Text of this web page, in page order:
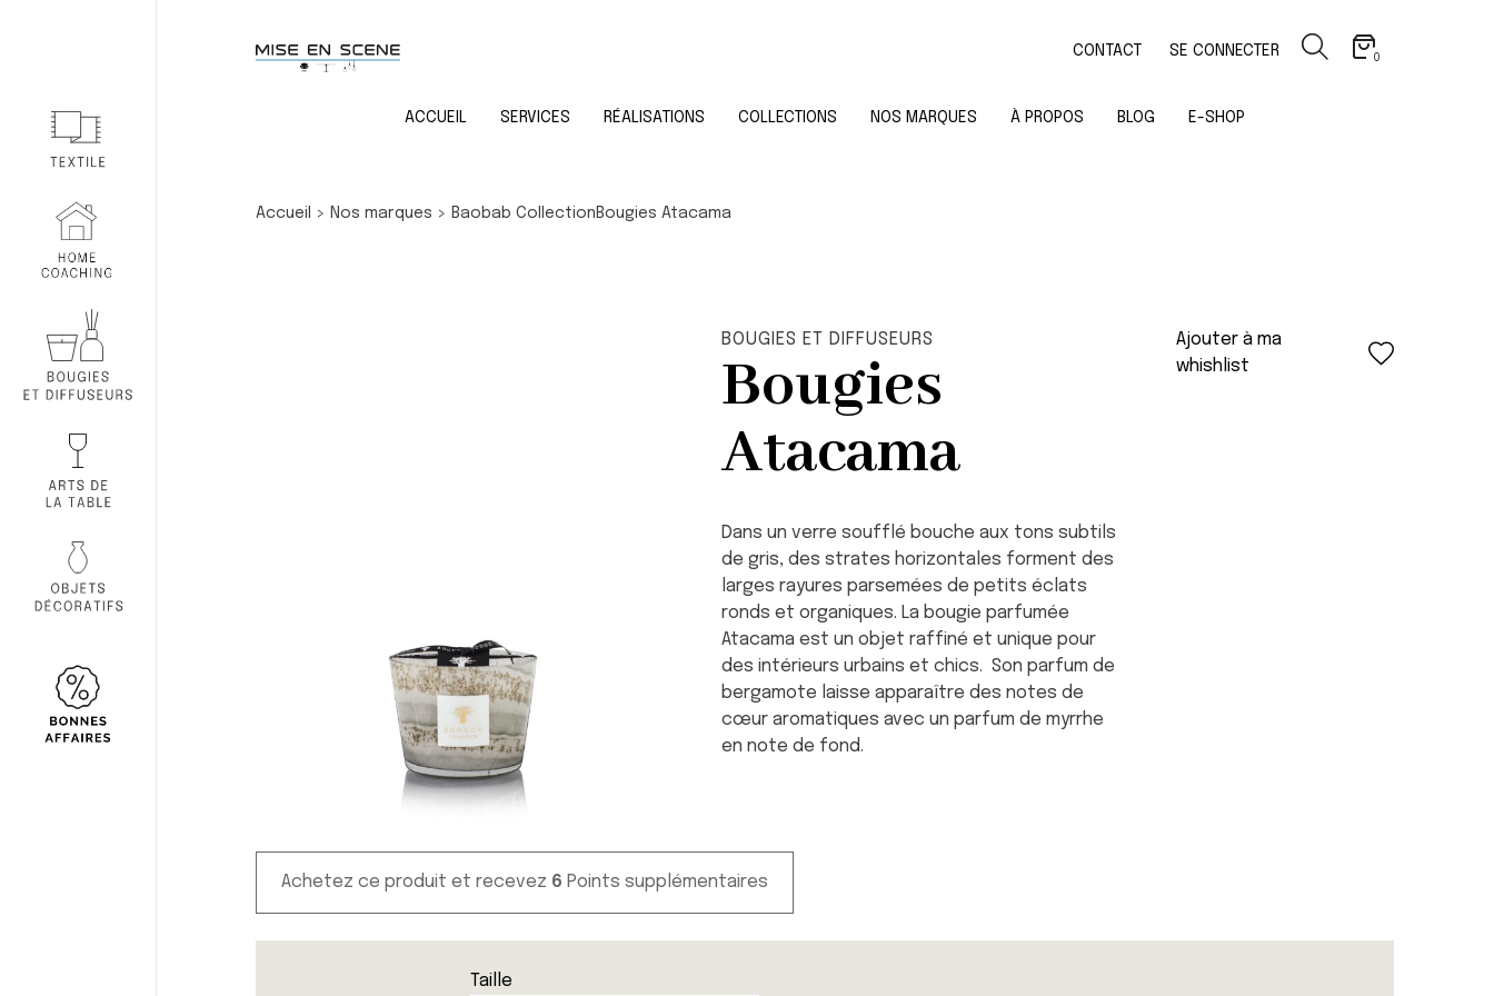
CONTACT SE CONNECTER 0
ACCUEIL SERVICES RÉALISATIONS COLLECTIONS NOS MARQUES À PROPOS BLOG E-SHOP
Accueil > Nos marques > Baobab Collection Bougies Atacama
BOUGIES ET DIFFUSEURS
Bougies
Atacama
Ajouter à ma
whishlist
Dans un verre soufflé bouche aux tons subtils
de gris, des strates horizontales forment des
larges rayures parsemées de petits éclats
ronds et organiques. La bougie parfumée
Atacama est un objet raffiné et unique pour
des intérieurs urbains et chics. Son parfum de
bergamote laisse apparaître des notes de
cœur aromatiques avec un parfum de myrrhe
en note de fond.
Achetez ce produit et recevez 6 Points supplémentaires
Taille